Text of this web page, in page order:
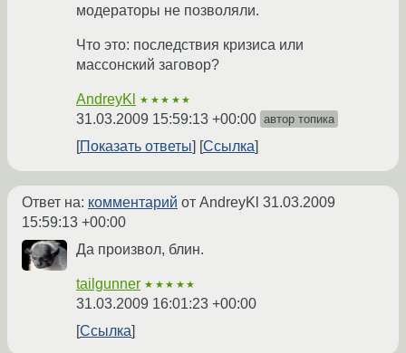
модераторы не позволяли.
Что это: последствия кризиса или
массонский заговор?
AndreyKl ★★★★★
31.03.2009 15:59:13 +00:00 автор топика
Показать ответы Ссылка
Ответ на: комментарий от AndreyKl 31.03.2009
15:59:13 +00:00
Да произвол, блин.
tailgunner ★★★★★
31.03.2009 16:01:23 +00:00
Ссылка